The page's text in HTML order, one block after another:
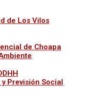
de Los Vilos
de Choapa
Previsión Social